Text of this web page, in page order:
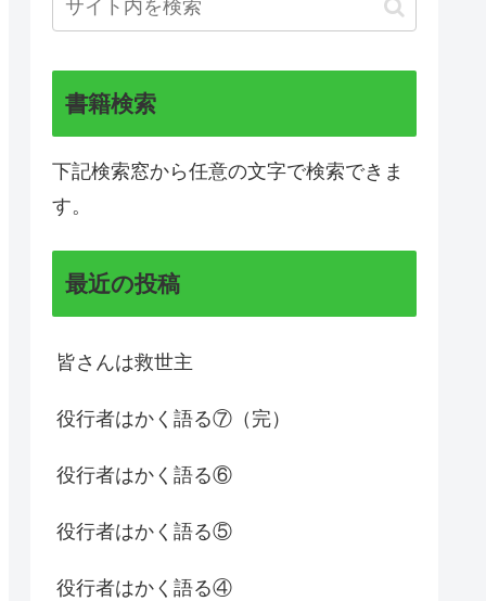
書籍検索
下記検索窓から任意の文字で検索できま
す。
最近の投稿
皆さんは救世主
役行者はかく語る⑦（完）
役行者はかく語る⑥
役行者はかく語る⑤
役行者はかく語る④